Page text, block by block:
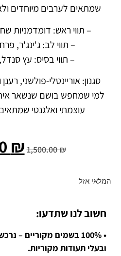
שמתאים לערבים מיוחדים
– תווי ראש: דומדמניות
– תווי לב: ג'ינג'ר,
– תווי בסיס: עץ
סגנון: אוריינטלי-פולשני,
למי שמחפש בושם שנשאר
עוצמתי ואלגנטי
1,500.00₪
₪
המלאי אזל
חשוב לנו שתדעו:
• 100% בשמים מקוריים –
ובעלי תעודות מקוריות.